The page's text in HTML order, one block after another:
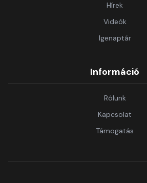
Hírek
Videók
Igenaptár
Információ
Rólunk
Kapcsolat
Támogatás